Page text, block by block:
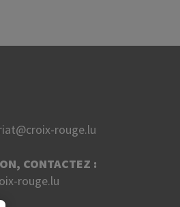
rouge.lu
CONTACTEZ :
rouge.lu